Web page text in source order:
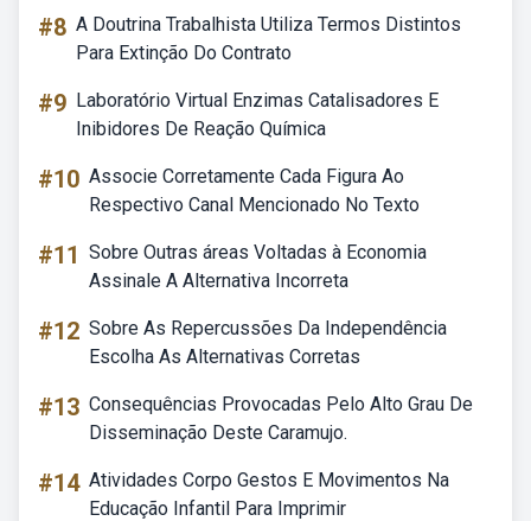
#8 A Doutrina Trabalhista Utiliza Termos Distintos
Para Extinção Do Contrato
#9 Laboratório Virtual Enzimas Catalisadores E
Inibidores De Reação Química
#10 Associe Corretamente Cada Figura Ao
Respectivo Canal Mencionado No Texto
#11 Sobre Outras áreas Voltadas à Economia
Assinale A Alternativa Incorreta
#12 Sobre As Repercussões Da Independência
Escolha As Alternativas Corretas
#13 Consequências Provocadas Pelo Alto Grau De
Disseminação Deste Caramujo.
#14 Atividades Corpo Gestos E Movimentos Na
Educação Infantil Para Imprimir